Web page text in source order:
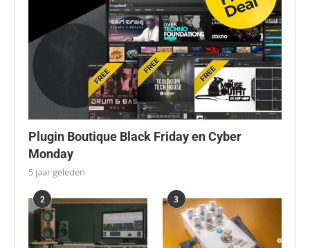
Plugin Boutique Black Friday en Cyber
Monday
5 jaar geleden
2 3